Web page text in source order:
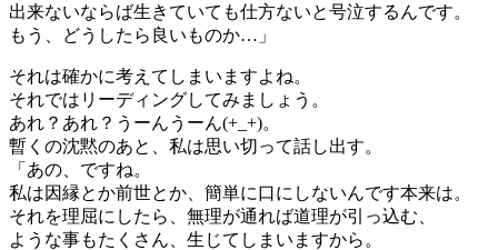
出来ないならば生きていても仕方ないと号泣するんです。
もう、どうしたら良いものか…」
それは確かに考えてしまいますよね。
それではリーディングしてみましょう。
あれ？あれ？うーんうーん(+_+)。
暫くの沈黙のあと、私は思い切って話し出す。
「あの、ですね。
私は因縁とか前世とか、簡単に口にしないんです本来は。
それを理屈にしたら、無理が通れば道理が引っ込む、
ような事もたくさん、生じてしまいますから。